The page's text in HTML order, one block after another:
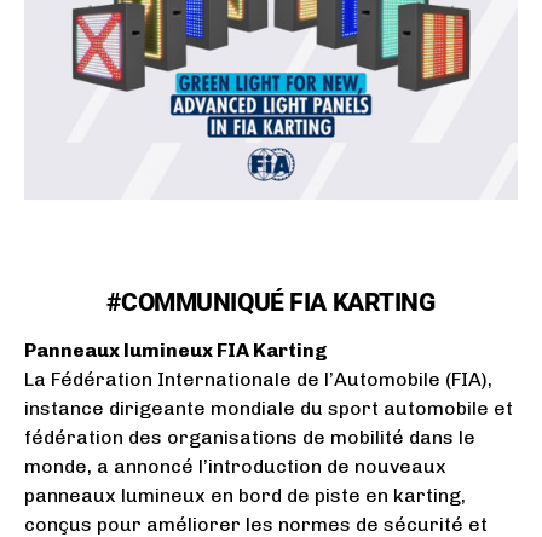
#COMMUNIQUÉ FIA KARTING
Panneaux lumineux FIA Karting
La Fédération Internationale de l’Automobile (FIA),
instance dirigeante mondiale du sport automobile et
fédération des organisations de mobilité dans le
monde, a annoncé l’introduction de nouveaux
panneaux lumineux en bord de piste en karting,
conçus pour améliorer les normes de sécurité et